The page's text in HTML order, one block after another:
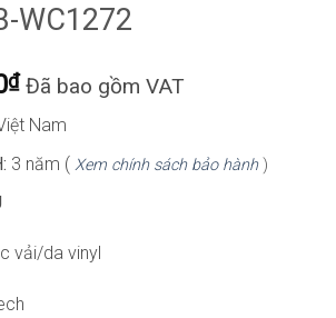
WC1272
₫ Đã bao gồm VAT
Nam
3 năm ( Xem chính sách bảo hành)
vải/da vinyl